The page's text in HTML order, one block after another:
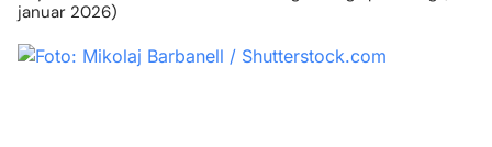
januar 2026)